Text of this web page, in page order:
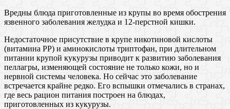
Вредны блюда приготовленные из крупы во время обострения
язвенного заболевания желудка и 12-перстной кишки.
Недостаточное присутствие в крупе никотиновой кислоты
(витамина РР) и аминокислоты триптофан, при длительном
питании крупой кукурузы приводит к развитию заболевания
пеллагры, изменяющей состояние не только кожи, но и
нервной системы человека. Но сейчас это заболевание
встречается крайне редко. Его вспышки отмечались в странах,
где весь рацион питания построен на блюдах,
приготовленных из кукурузы.